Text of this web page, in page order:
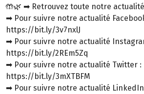
🤲🌿 ➡ Retrouvez toute notre
➡ Pour suivre notre actualité
https://bit.ly/3v7nxlJ
➡ Pour suivre notre actualité
https://bit.ly/2REm5Zq
➡ Pour suivre notre actualité Twitter :
https://bit.ly/3mXTBFM
➡ Pour suivre notre actualité